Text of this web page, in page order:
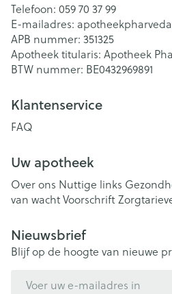
Telefoon: 059 70 37 99
E-mailadres:
APB nummer: 351325
Apotheek titularis: Apotheek
BTW nummer: BE0432969891
Klantenservice
FAQ
Uw apotheek
Over ons Nuttige links
van wachtVoorschrift
Nieuwsbrief
Blijf op de hoogte van nieuwe